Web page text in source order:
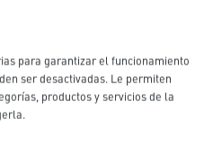
para garantizar el funcionamiento
ser desactivadas. Le permiten
productos y servicios de la